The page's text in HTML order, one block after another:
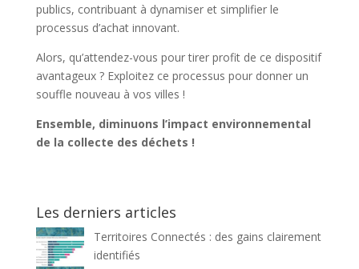
publics, contribuant à dynamiser et simplifier le
processus d’achat innovant.
Alors, qu’attendez-vous pour tirer profit de ce dispositif
avantageux ? Exploitez ce processus pour donner un
souffle nouveau à vos villes !
Ensemble, diminuons l’impact environnemental
de la collecte des déchets !
Les derniers articles
Territoires Connectés : des gains clairement
identifiés